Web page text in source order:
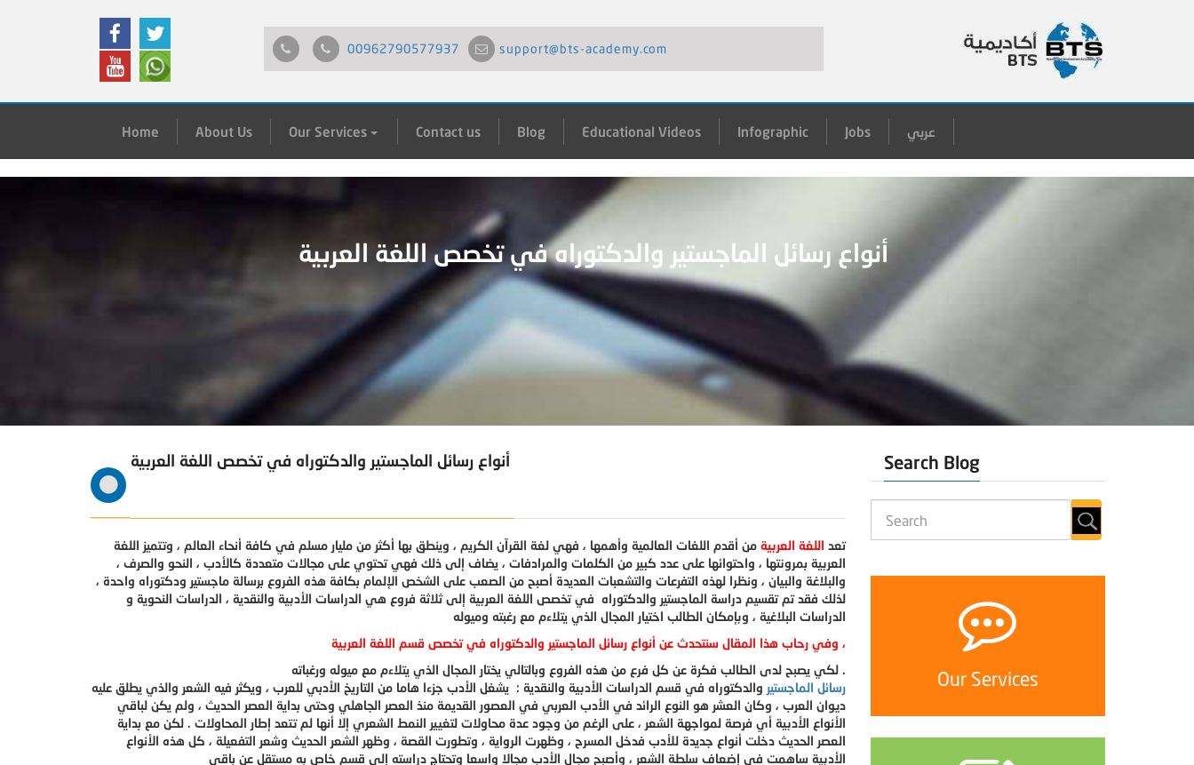
00962790577937 support@bts-academy.com
Home About Us Our Services Contact us Blog Educational Videos Infographic Jobs عربي
أنواع رسائل الماجستير والدكتوراه في تخصص اللغة العربية
Search Blog
Our Services
أنواع رسائل الماجستير والدكتوراه في تخصص اللغة العربية
تعد اللغة العربية من أقدم اللغات العالمية وأهمها ، فهي لغة القرآن الكريم ، وينطق بها أكثر من مليار مسلم في كافة أنحاء العالم ، وتتميز اللغة
العربية بمرونتها ، واحتوائها على عدد كبير من الكلمات والمرادفات ، يضاف إلى ذلك فهي تحتوي على مجالات متعددة كالأدب ، النحو والصرف ،
والبلاغة والبيان ، ونظرا لهذه التفرعات والتشعبات العديدة أصبح من الصعب على الشخص الإلمام بكافة هذه الفروع برسالة ماجستير ودكتوراه واحدة ،
لذلك فقد تم تقسيم دراسة الماجستير والدكتوراه في تخصص اللغة العربية إلى ثلاثة فروع هي الدراسات الأدبية والنقدية ، الدراسات النحوية و
الدراسات البلاغية ، وبإمكان الطالب اختيار المجال الذي يتلاءم مع رغبته وميوله
وفي رحاب هذا المقال سنتحدث عن أنواع رسائل الماجستير
والدكتوراه في تخصص قسم اللغة العربية ،
لكي يصبح لدى الطالب فكرة عن كل فرع من هذه الفروع وبالتالي يختار المجال الذي يتلاءم مع ميوله ورغباته .
رسائل الماجستير والدكتوراه في قسم الدراسات الأدبية والنقدية : يشغل الأدب جزءا هاما من التاريخ الأدبي للعرب ، ويكثر فيه الشعر والذي يطلق عليه
ديوان العرب ، وكان العشر هو النوع الرائد في الأدب العربي في العصور القديمة منذ العصر الجاهلي وحتى بداية العصر الحديث ، ولم يكن لباقي
الأنواع الأدبية أي فرصة لمواجهة الشعر ، على الرغم من وجود عدة محاولات لتغيير النمط الشعري إلا أنها لم تتعد إطار المحاولات . لكن مع بداية
العصر الحديث دخلت أنواع جديدة للأدب فدخل المسرح ، وظهرت الرواية ، وتطورت القصة ، وظهر الشعر الحديث وشعر التفعيلة ، كل هذه الأنواع
الأدبية ساهمت في إضعاف سلطة الشعر ، وأصبح مجال الأدب مجالا واسعا وتحتاج دراسته إلى قسم خاص به مستقل عن باقي